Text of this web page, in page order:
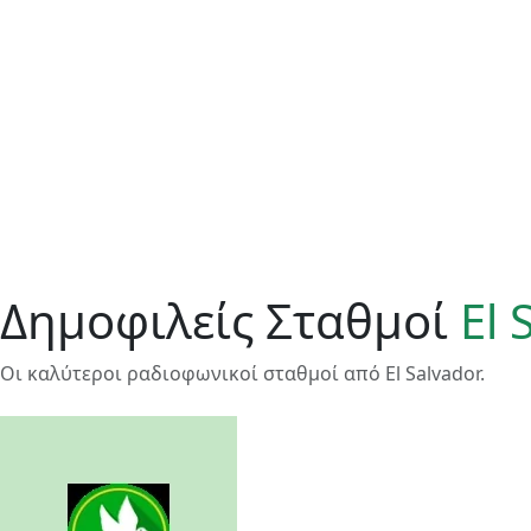
Δημοφιλείς Σταθμοί El
Οι καλύτεροι ραδιοφωνικοί σταθμοί από El Salvador.